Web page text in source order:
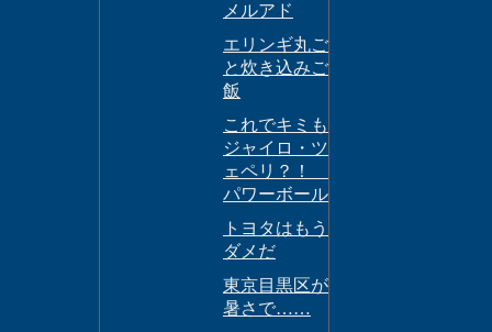
メルアド
エリンギ丸ご
と炊き込みご
飯
これでキミも
ジャイロ・ツ
ェペリ？！
パワーボール
トヨタはもう
ダメだ
東京目黒区が
暑さで……